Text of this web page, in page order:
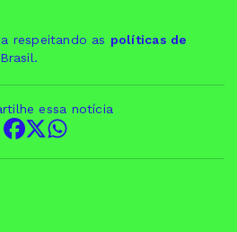
respeitando as políticas de
essa notícia